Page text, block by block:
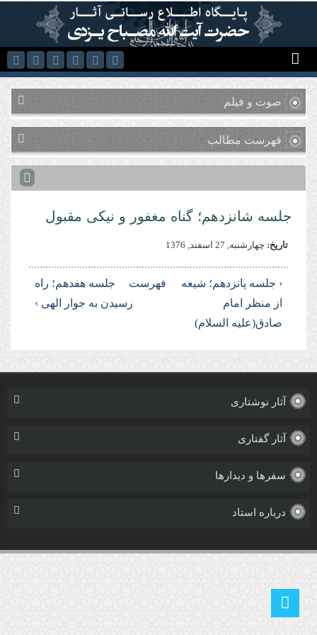
رفتن به محتوای اصلی
صوت و فیلم
فهرست مطالب
جلسه شانزدهم؛ گناه مغفور و نیكى مقبول
تاریخ: چهارشنبه, 27 اسفند, 1376
‹ جلسه پانزدهم؛ شیعه
از منظر امام
صادق(علیه السلام)
فهرست
جلسه هفدهم؛ راه
رسیدن به جوار الهى ›
آثار نوشتاری
آثار گفتاری
سفرها و دیدارها
درباره استاد